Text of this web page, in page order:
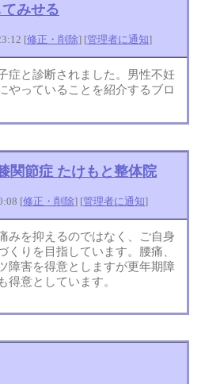
みせる
[修正・削除] [管理者に通知]
症と診断されました。男性不妊
やっていることを紹介するブロ
関節症 たけもと整体院
[修正・削除] [管理者に通知]
みを抑えるのではなく、ご自身
くりを目指しています。腰痛、
障害を得意としますが更年期障
得意としています。